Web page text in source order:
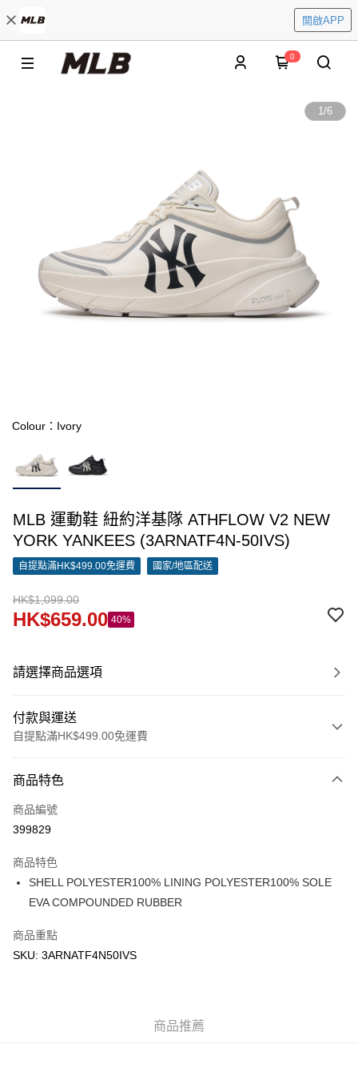
開啟APP
0
1/6
Colour：Ivory
MLB 運動鞋 紐約洋基隊 ATHFLOW V2 NEW
YORK YANKEES (3ARNATF4N-50IVS)
自提點滿HK$499.00免運費 國家/地區配送
HK$1,099.00
HK$659.00 40%
請選擇商品選項
付款與運送
自提點滿HK$499.00免運費
信用卡
Apple Pay
AlipayHK
WeChat Pay
商品特色
商品編號
399829
商品特色
SHELL POLYESTER100% LINING POLYESTER100% SOLE
EVA COMPOUNDED RUBBER
商品重點
SKU: 3ARNATF4N50IVS
商品推薦